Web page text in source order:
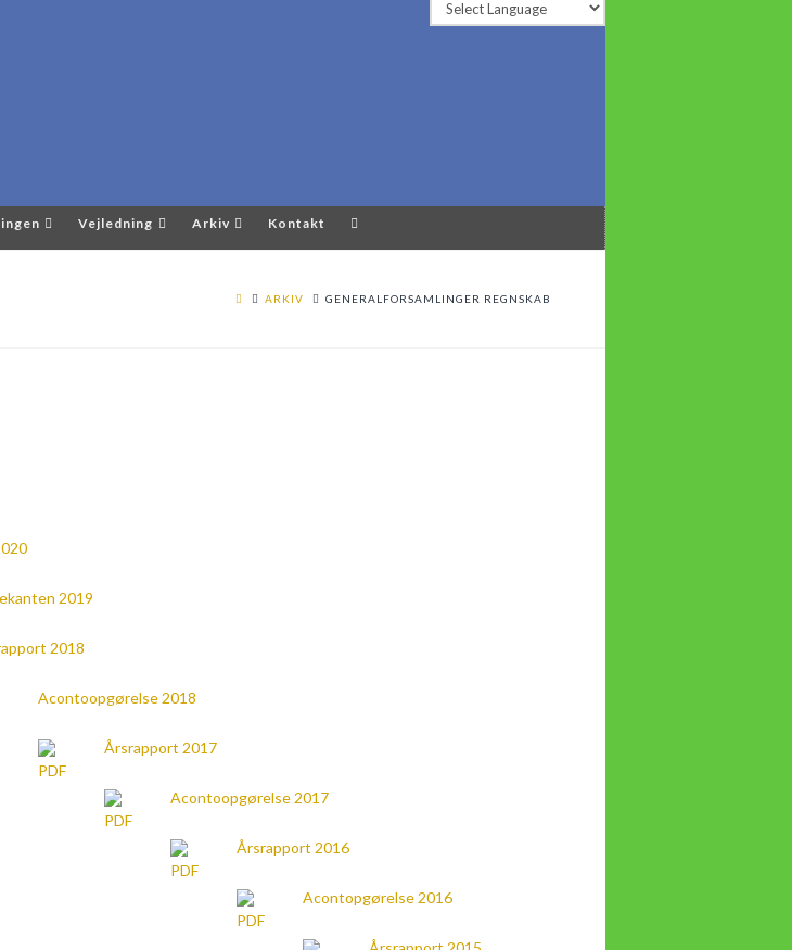
Vejledning Arkiv Kontakt
ARKIV GENERALFORSAMLINGER REGNSKAB
2019
2018
Acontoopgørelse 2018
Årsrapport 2017
Acontoopgørelse 2017
Årsrapport 2016
Acontopgørelse 2016